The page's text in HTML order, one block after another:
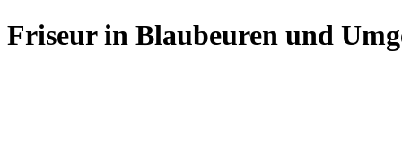
Friseur in Blaubeuren und